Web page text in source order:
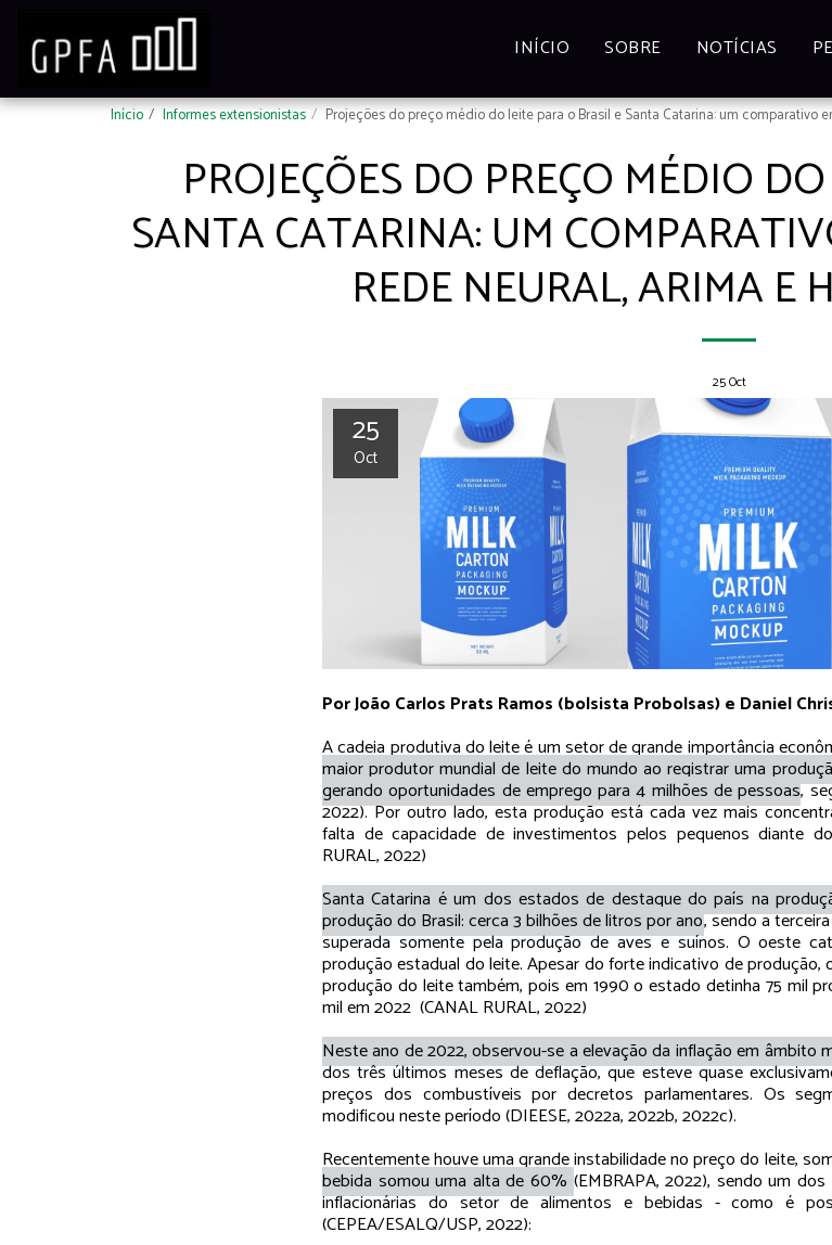
INÍCIO SOBRE NOTÍCIAS
Início Informes extensionistas Projeções do preço médio do leite para o Brasil e Santa Catarina: um comparativo
PROJEÇÕES DO PREÇO MÉDIO
SANTA CATARINA: UM
REDE NEURAL, ARIMA E
25Oct
25
Oct
Por João Carlos Prats Ramos (bolsista Probolsas) e Daniel
A cadeia produtiva do leite é um setor de grande importância
maior produtor mundial de leite do mundo ao registrar uma
gerando oportunidades de emprego para 4 milhões de pessoas,
2022). Por outro lado, esta produção está cada vez mais
falta de capacidade de investimentos pelos pequenos diante
RURAL, 2022)
Santa Catarina é um dos estados de destaque do país na
produção do Brasil: cerca 3 bilhões de litros por ano, sendo a
superada somente pela produção de aves e suínos. O oeste
produção estadual do leite. Apesar do forte indicativo de
produção do leite também, pois em 1990 o estado detinha 75 mil
mil em 2022 (CANAL RURAL, 2022)
Neste ano de 2022, observou-se a elevação da inflação em âmbito
dos três últimos meses de deflação, que esteve quase
preços dos combustíveis por decretos parlamentares. Os
modificou neste período (DIEESE, 2022a, 2022b, 2022c).
Recentemente houve uma grande instabilidade no preço do leite,
bebida somou uma alta de 60% (EMBRAPA, 2022), sendo um
inflacionárias do setor de alimentos e bebidas - como é
(CEPEA/ESALQ/USP, 2022):